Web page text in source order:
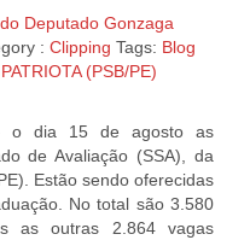
Deputado Gonzaga
: Clipping Tags: Blog
(PSB/PE)
o dia 15 de agosto as
de Avaliação (SSA), da
Estão sendo oferecidas
No total são 3.580
as outras 2.864 vagas